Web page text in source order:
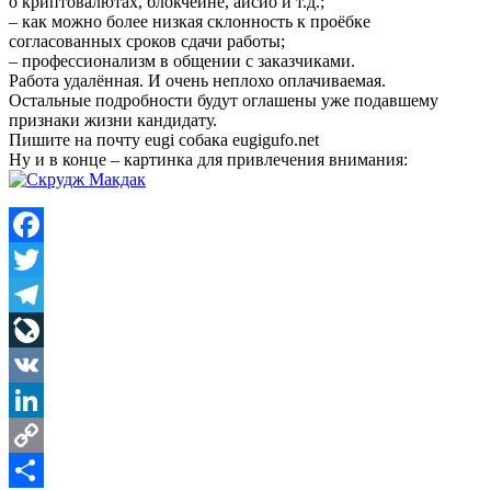
– как можно более низкая склонность к проёбке
согласованных сроков сдачи работы;
– профессионализм в общении с заказчиками.
Работа удалённая. И очень неплохо оплачиваемая.
Остальные подробности будут оглашены уже подавшему
признаки жизни кандидату.
Пишите на почту eugi собака eugigufo.net
Ну и в конце – картинка для привлечения внимания:
Facebook
Twitter
Telegram
LiveJournal
VK
LinkedIn
Copy